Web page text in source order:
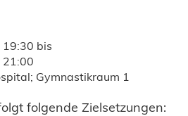
bis
Gymnastikraum 1
folgende Zielsetzungen: